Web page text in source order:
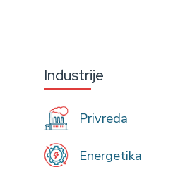
Industrije
Privreda
Energetika